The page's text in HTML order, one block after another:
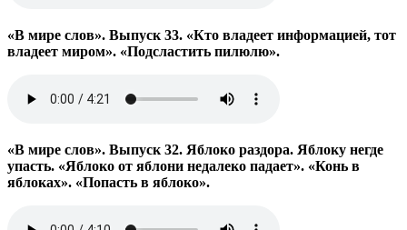
«В мире слов». Выпуск 33. «Кто владеет информацией, тот
владеет миром». «Подсластить пилюлю».
«В мире слов». Выпуск 32. Яблоко раздора. Яблоку негде
упасть. «Яблоко от яблони недалеко падает». «Конь в
яблоках». «Попасть в яблоко».